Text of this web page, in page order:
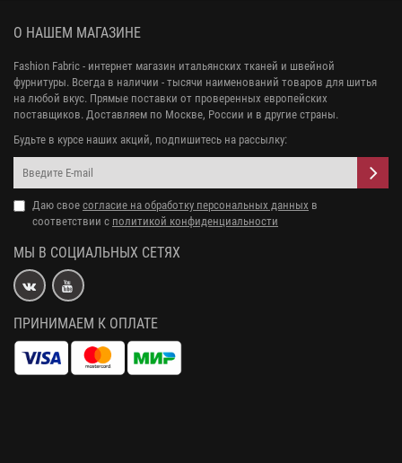
О НАШЕМ МАГАЗИНЕ
Fashion Fabric - интернет магазин итальянских тканей и швейной
фурнитуры. Всегда в наличии - тысячи наименований товаров для шитья
на любой вкус. Прямые поставки от проверенных европейских
поставщиков. Доставляем по Москве, России и в другие страны.
Будьте в курсе наших акций, подпишитесь на рассылку:
Даю свое согласие на обработку персональных данных в
соответствии с политикой конфиденциальности
МЫ В СОЦИАЛЬНЫХ СЕТЯХ
ПРИНИМАЕМ К ОПЛАТЕ